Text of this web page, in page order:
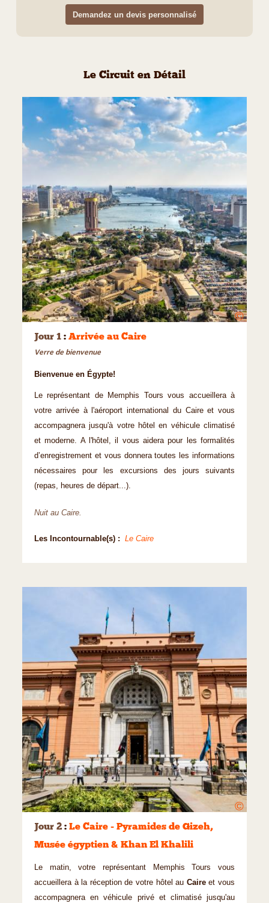
Demandez un devis personnalisé
Le Circuit en Détail
©
Jour 1 : Arrivée au Caire
Verre de bienvenue
Bienvenue en Égypte!
Le représentant de Memphis Tours vous accueillera à
votre arrivée à l'aéroport international du Caire et vous
accompagnera jusqu'à votre hôtel en véhicule climatisé
et moderne. A l'hôtel, il vous aidera pour les formalités
d’enregistrement et vous donnera toutes les informations
nécessaires pour les excursions des jours suivants
(repas, heures de départ...).
Nuit au Caire.
Les Incontournable(s) : Le Caire
©
Jour 2 : Le Caire - Pyramides de Gizeh,
Musée égyptien & Khan El Khalili
Le matin, votre représentant Memphis Tours vous
accueillera à la réception de votre hôtel au Caireet vous
accompagnera en véhicule privé et climatisé jusqu'au